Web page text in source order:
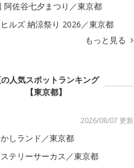
阿佐谷七夕まつり／東京都
ルズ 納涼祭り 2026／東京都
もっと見る
人気スポットランキング
【東京都】
2026/08/07 更新
しランド／東京都
テリーサーカス／東京都